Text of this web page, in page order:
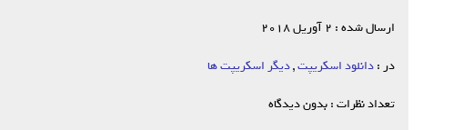
ارسال شده : 2 آوریل 2018
در :دانلود اسکریپت,دیگر اسکریپت ها
تعداد نظرات : بدون دیدگاه